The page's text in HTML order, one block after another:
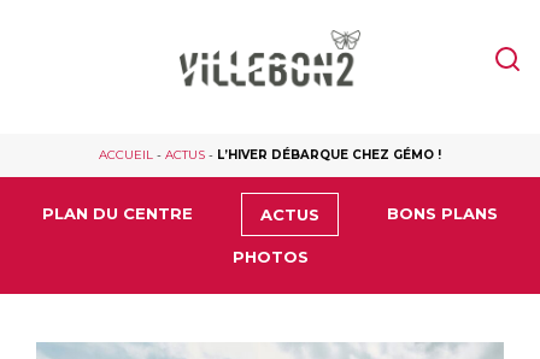
ACCUEIL - ACTUS - L’HIVER DÉBARQUE CHEZ GÉMO !
PLAN DU CENTRE ACTUS BONS PLANS
PHOTOS